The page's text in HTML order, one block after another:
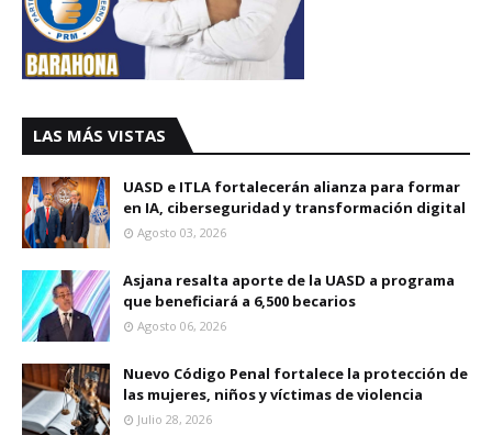
LAS MÁS VISTAS
UASD e ITLA fortalecerán alianza para formar
en IA, ciberseguridad y transformación digital
Agosto 03, 2026
Asjana resalta aporte de la UASD a programa
que beneficiará a 6,500 becarios
Agosto 06, 2026
Nuevo Código Penal fortalece la protección de
las mujeres, niños y víctimas de violencia
Julio 28, 2026